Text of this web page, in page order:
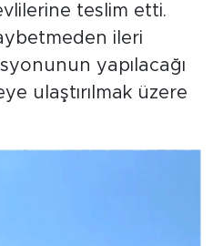
teslim etti.
ileri
yapılacağı
ulaştırılmak üzere